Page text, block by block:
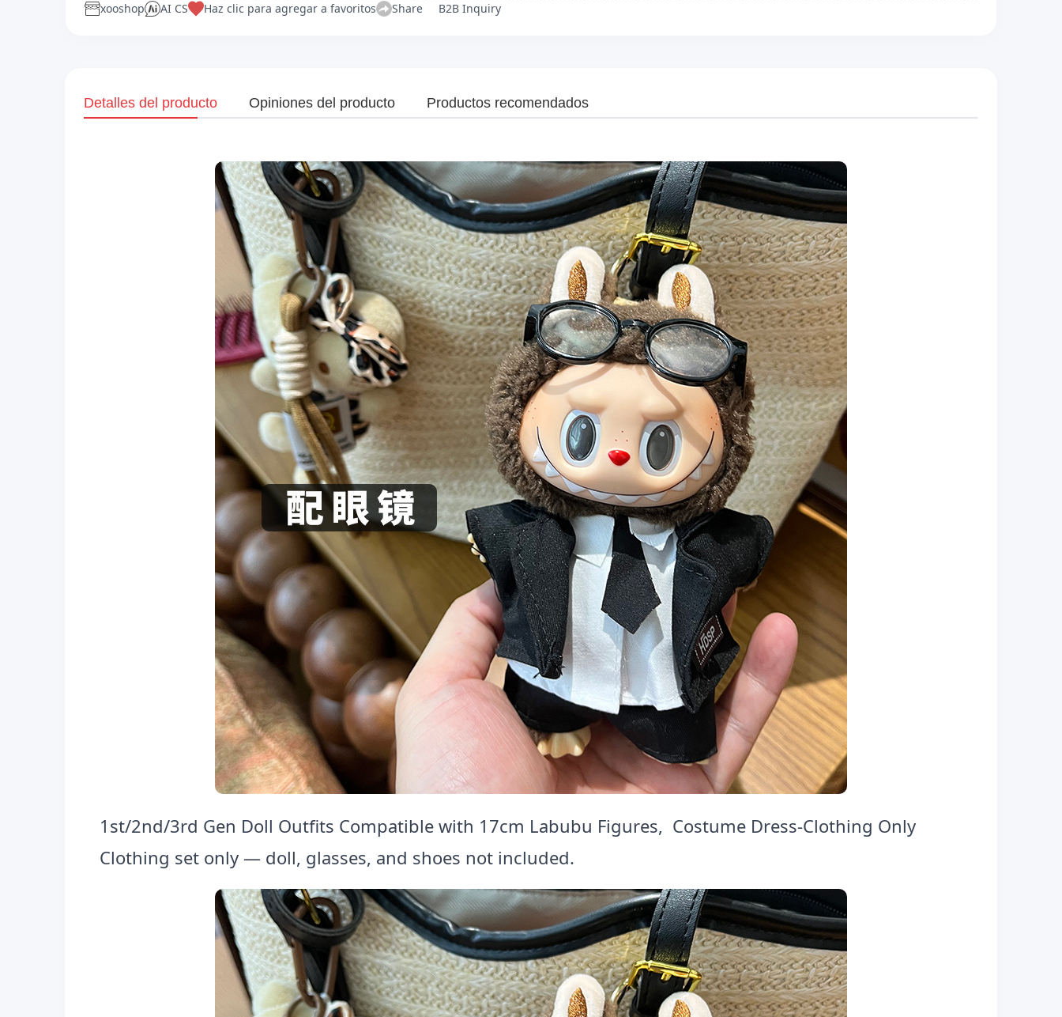
xooshop AI CS Haz clic para agregar a favoritos Share B2B Inquiry
Detalles del producto Opiniones del producto Productos recomendados
1st/2nd/3rd Gen Doll Outfits Compatible with 17cm Labubu Figures, Costume Dress-Clothing Only
Clothing set only — doll, glasses, and shoes not included.